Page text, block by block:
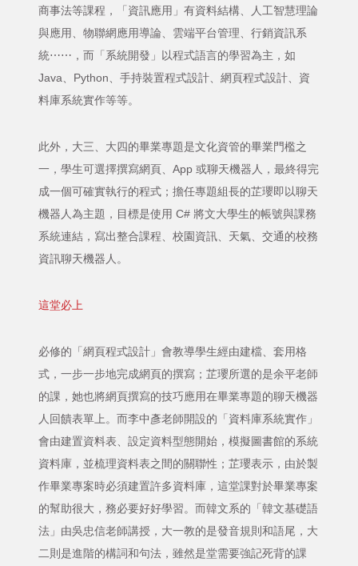
商事法等課程，「資訊應用」有資料結構、人工智慧理論
與應用、物聯網應用導論、雲端平台管理、行銷資訊系
統⋯⋯，而「系統開發」以程式語言的學習為主，如
Java、Python、手持裝置程式設計、網頁程式設計、資
料庫系統實作等等。
此外，大三、大四的畢業專題是文化資管的畢業門檻之
一，學生可選擇撰寫網頁、App 或聊天機器人，最終得完
成一個可確實執行的程式；擔任專題組長的芷瓔即以聊天
機器人為主題，目標是使用 C# 將文大學生的帳號與課務
系統連結，寫出整合課程、校園資訊、天氣、交通的校務
資訊聊天機器人。
這堂必上
必修的「網頁程式設計」會教導學生經由建檔、套用格
式，一步一步地完成網頁的撰寫；芷瓔所選的是余平老師
的課，她也將網頁撰寫的技巧應用在畢業專題的聊天機器
人回饋表單上。而李中彥老師開設的「資料庫系統實作」
會由建置資料表、設定資料型態開始，模擬圖書館的系統
資料庫，並梳理資料表之間的關聯性；芷瓔表示，由於製
作畢業專案時必須建置許多資料庫，這堂課對於畢業專案
的幫助很大，務必要好好學習。而韓文系的「韓文基礎語
法」由吳忠信老師講授，大一教的是發音規則和語尾，大
二則是進階的構詞和句法，雖然是堂需要強記死背的課